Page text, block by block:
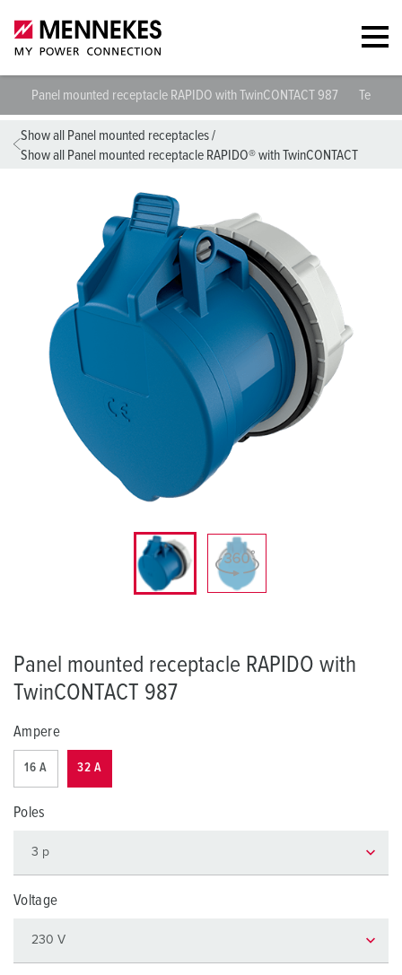
Panel mounted receptacle RAPIDO with TwinCONTACT 987
Show all Panel mounted receptacles/
Show all Panel mounted receptacle RAPIDO® with TwinCONTACT
Panel mounted receptacle RAPIDO with
TwinCONTACT 987
Ampere
16 A 32 A
Poles
Voltage